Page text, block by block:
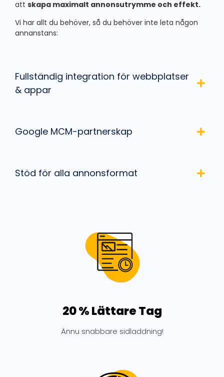
att skapa maximalt annonsutrymme och effekt.
Vi har allt du behöver, så du behöver inte leta någon
annanstans:
Fullständig integration för webbplatser
& appar
Google MCM-partnerskap
Stöd för alla annonsformat
20 % Lättare Tag
Ännu snabbare sidladdning!